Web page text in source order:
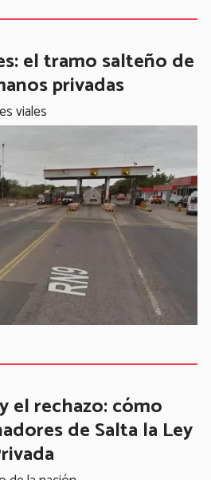
el tramo salteño de
privadas
viales
el rechazo: cómo
de Salta la Ley